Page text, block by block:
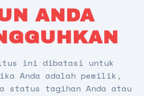
ANDA
ini dibatasi untuk
Anda adalah pemilik,
status tagihan Anda atau